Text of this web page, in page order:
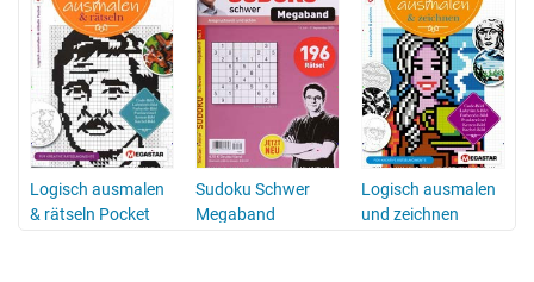
Logisch ausmalen
& rätseln Pocket
Sudoku Schwer
Megaband
Logisch ausmalen
und zeichnen